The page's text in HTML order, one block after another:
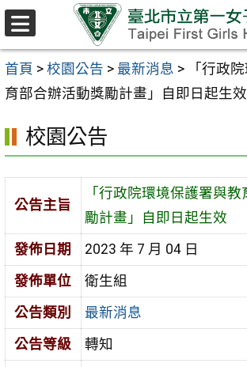
跳至主要內容區
首頁 > 校園公告 > 最新消息 >
「行政
育部合辦活動獎勵計畫」自即日起生效
校園公告
公告主旨
「行政院環境保護署與
勵計畫」自即日起生效
發佈日期
2023 年 7 月 04 日
發佈單位
衛生組
公告類別
最新消息
公告等級
轉知
選
單